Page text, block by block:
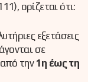
ορίζεται ότι:
εξετάσεις
σε
την 1η έως τη